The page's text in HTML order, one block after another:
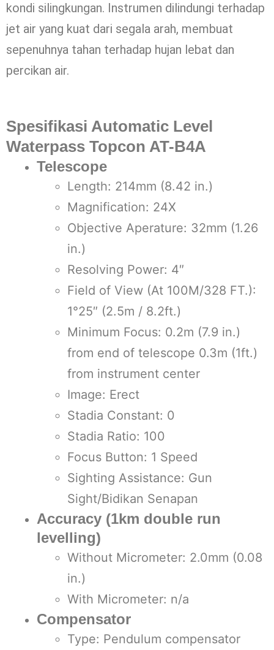
kondi silingkungan. Instrumen dilindungi terhadap
jet air yang kuat dari segala arah, membuat
sepenuhnya tahan terhadap hujan lebat dan
percikan air.
Spesifikasi Automatic Level
Waterpass Topcon AT-B4A
Telescope
Length: 214mm (8.42 in.)
Magnification: 24X
Objective Aperature: 32mm (1.26
in.)
Resolving Power: 4″
Field of View (At 100M/328 FT.):
1°25″ (2.5m / 8.2ft.)
Minimum Focus: 0.2m (7.9 in.)
from end of telescope 0.3m (1ft.)
from instrument center
Image: Erect
Stadia Constant: 0
Stadia Ratio: 100
Focus Button: 1 Speed
Sighting Assistance: Gun
Sight/Bidikan Senapan
Accuracy (1km double run
levelling)
Without Micrometer: 2.0mm (0.08
in.)
With Micrometer: n/a
Compensator
Type: Pendulum compensator